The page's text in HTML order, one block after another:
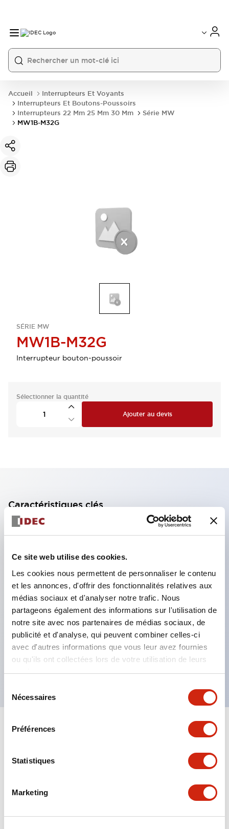
Ce site web utilise des cookies.
Les cookies nous permettent de personnaliser le contenu
et les annonces, d'offrir des fonctionnalités relatives aux
médias sociaux et d'analyser notre trafic. Nous
partageons également des informations sur l'utilisation de
notre site avec nos partenaires de médias sociaux, de
publicité et d'analyse, qui peuvent combiner celles-ci
avec d'autres informations que vous leur avez fournies
ou qu'ils ont collectées lors de votre utilisation de leurs
services.
Nécessaires
Préférences
Statistiques
Marketing
Accueil
Interrupteurs Et Voyants
Interrupteurs Et Boutons-Poussoirs
Interrupteurs 22 Mm 25 Mm 30 Mm
Série MW
MW1B-M32G
SÉRIE MW
MW1B-M32G
Interrupteur bouton-poussoir
Sélectionner la quantité
Ajouter au devis
Caractéristiques clés
Bloque la poussière et le sable qui peuvent causer
Une sensation d'opération fiable grâce à une
charge de fonctionnement élevée
Utilisation de bornes à onglet #187 compatibles
avec la soudure
Disponible avec divers interrupteurs-poussoirs,
interrupteurs sélecteurs et douilles à bornes à vis
Spécifications Tout développer+
Aesthetic Specifications